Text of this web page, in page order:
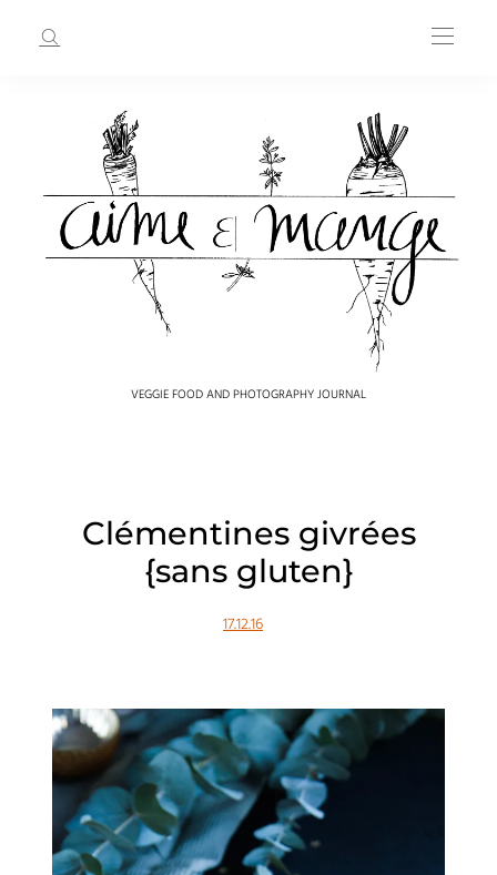
VEGGIE FOOD AND PHOTOGRAPHY JOURNAL
Clémentines givrées
{sans gluten}
17.12.16